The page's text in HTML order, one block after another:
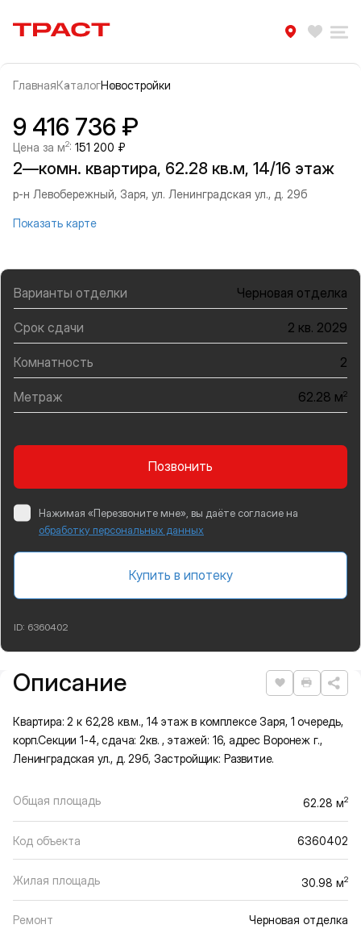
Траст | Служба недвижимости
ГлавнаяКаталогНовостройки
Информация об объекте
Галерея
9 416 736 ₽
Цена за м2: 151 200 ₽
2—комн. квартира, 62.28 кв.м, 14/16 этаж
р-н Левобережный, Заря, ул. Ленинградская ул., д. 29б
Показать карте
Варианты отделки Черновая отделка
Срок сдачи 2 кв. 2029
Комнатность 2
Метраж 62.28 м2
Позвонить
Нажимая «Перезвоните мне», вы даёте согласие на
обработку персональных данных
Купить в ипотеку
ID: 6360402
Подробная информация
Описание Нравится
Квартира: 2 к 62,28 кв.м., 14 этаж в комплексе Заря, 1 очередь,
корп.Секции 1-4, сдача: 2кв. , этажей: 16, адрес Воронеж г.,
Ленинградская ул., д. 29б, Застройщик: Развитие.
Общая площадь 62.28 м2
Код объекта 6360402
Жилая площадь 30.98 м2
Ремонт Черновая отделка